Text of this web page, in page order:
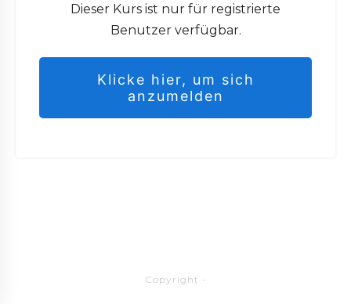
Dieser Kurs ist nur für registrierte
Benutzer verfügbar.
Klicke hier, um sich
anzumelden
Copyright -